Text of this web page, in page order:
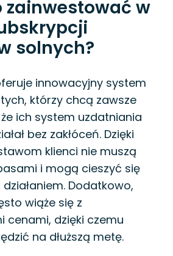
zainwestować w
solnych?
innowacyjny system
którzy chcą zawsze
ich system uzdatniania
bez zakłóceń. Dzięki
klienci nie muszą
i mogą cieszyć się
Dodatkowo,
wiąże się z
cenami, dzięki czemu
na dłuższą metę.